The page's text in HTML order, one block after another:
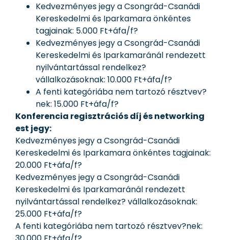
Kedvezményes jegy a Csongrád-Csanádi
Kereskedelmi és Iparkamara önkéntes
tagjainak: 5.000 Ft+áfa/f?
Kedvezményes jegy a Csongrád-Csanádi
Kereskedelmi és Iparkamaránál rendezett
nyilvántartással rendelkez?
vállalkozásoknak: 10.000 Ft+áfa/f?
A fenti kategóriába nem tartozó résztvev?
nek: 15.000 Ft+áfa/f?
Konferencia regisztrációs díj és networking
est jegy:
Kedvezményes jegy a Csongrád-Csanádi
Kereskedelmi és Iparkamara önkéntes tagjainak:
20.000 Ft+áfa/f?
Kedvezményes jegy a Csongrád-Csanádi
Kereskedelmi és Iparkamaránál rendezett
nyilvántartással rendelkez? vállalkozásoknak:
25.000 Ft+áfa/f?
A fenti kategóriába nem tartozó résztvev?nek: